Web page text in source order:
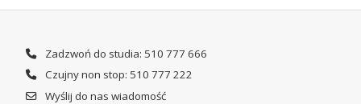
Zadzwoń do studia: 510 777 666
Czujny non stop: 510 777 222
Wyślij do nas wiadomość